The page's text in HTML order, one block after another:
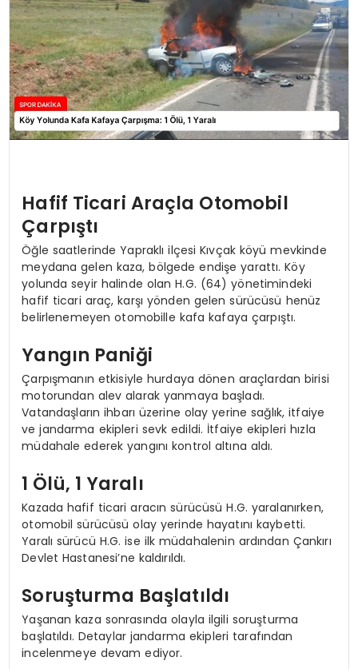
Hafif Ticari Araçla Otomobil
Çarpıştı
Öğle saatlerinde Yapraklı ilçesi Kıvçak köyü mevkinde
meydana gelen kaza, bölgede endişe yarattı. Köy
yolunda seyir halinde olan H.G. (64) yönetimindeki
hafif ticari araç, karşı yönden gelen sürücüsü henüz
belirlenemeyen otomobille kafa kafaya çarpıştı.
Yangın Paniği
Çarpışmanın etkisiyle hurdaya dönen araçlardan birisi
motorundan alev alarak yanmaya başladı.
Vatandaşların ihbarı üzerine olay yerine sağlık, itfaiye
ve jandarma ekipleri sevk edildi. İtfaiye ekipleri hızla
müdahale ederek yangını kontrol altına aldı.
1 Ölü, 1 Yaralı
Kazada hafif ticari aracın sürücüsü H.G. yaralanırken,
otomobil sürücüsü olay yerinde hayatını kaybetti.
Yaralı sürücü H.G. ise ilk müdahalenin ardından Çankırı
Devlet Hastanesi’ne kaldırıldı.
Soruşturma Başlatıldı
Yaşanan kaza sonrasında olayla ilgili soruşturma
başlatıldı. Detaylar jandarma ekipleri tarafından
incelenmeye devam ediyor.